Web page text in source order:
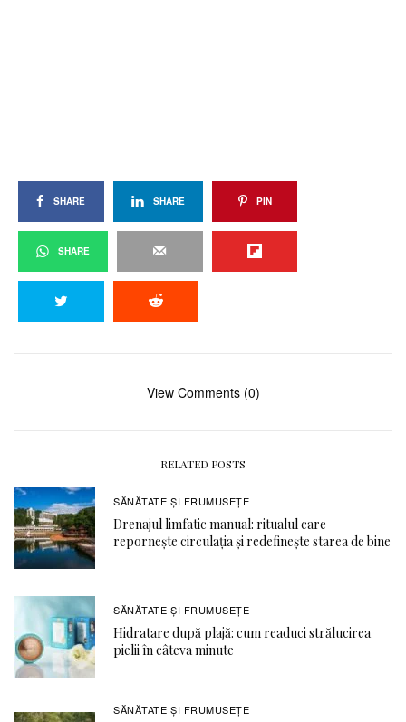
SHARE SHARE PIN
SHARE
View Comments (0)
RELATED POSTS
SĂNĂTATE ŞI FRUMUSEȚE
Drenajul limfatic manual: ritualul care
repornește circulația și redefinește starea de bine
SĂNĂTATE ŞI FRUMUSEȚE
Hidratare după plajă: cum readuci strălucirea
pielii în câteva minute
SĂNĂTATE ŞI FRUMUSEȚE